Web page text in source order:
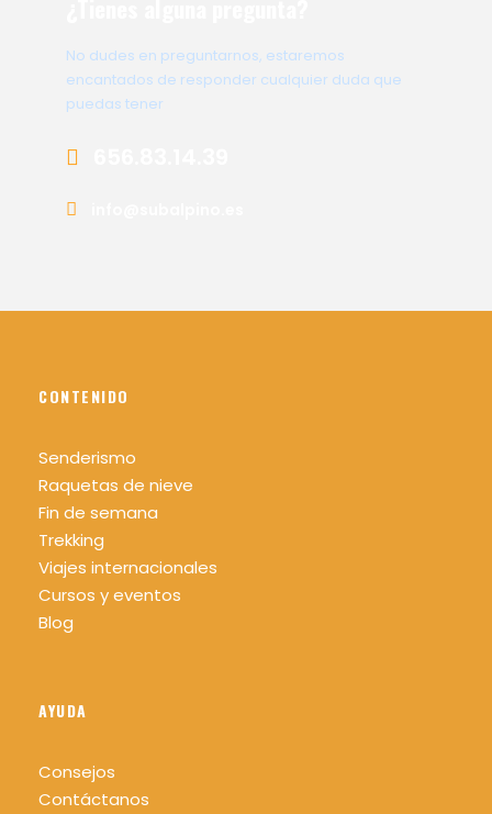
No dudes en preguntarnos, estaremos
encantados de responder cualquier duda que
puedas tener
CONTENIDO
Senderismo
Raquetas de nieve
Fin de semana
Trekking
Viajes internacionales
Cursos y eventos
Blog
AYUDA
Consejos
Contáctanos